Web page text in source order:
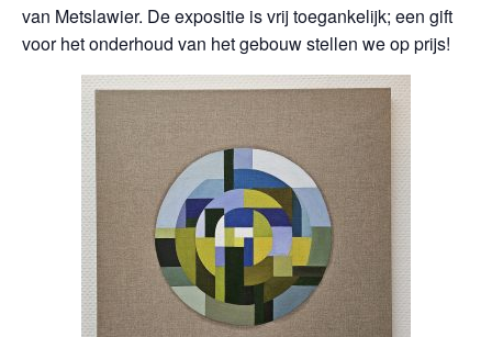
van Metslawier. De expositie is vrij toegankelijk; een gift
voor het onderhoud van het gebouw stellen we op prijs!